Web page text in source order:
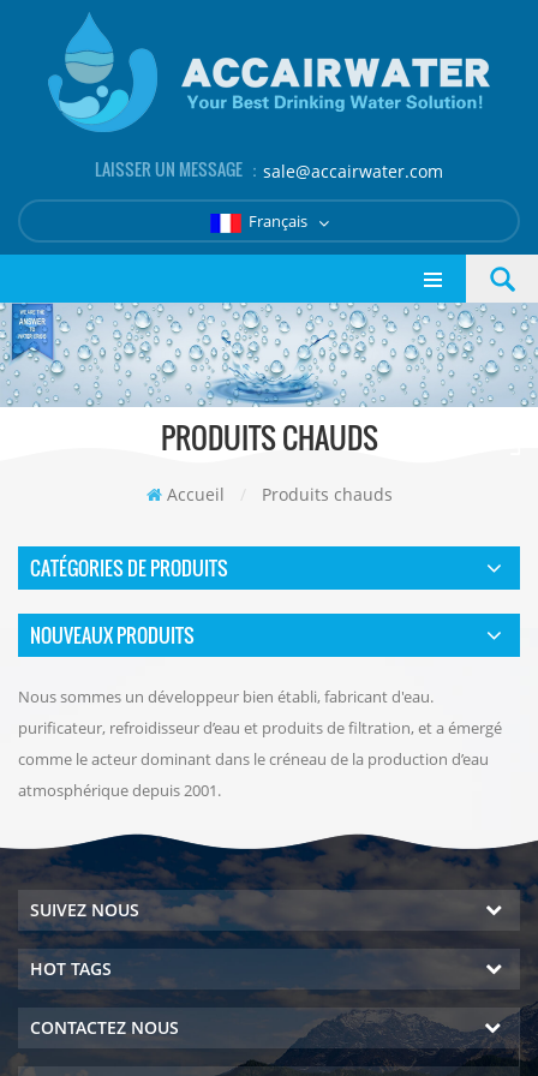
LAISSER UN MESSAGE ： sale@accairwater.com
Français
PRODUITS CHAUDS
Accueil / Produits chauds
CATÉGORIES DE PRODUITS
NOUVEAUX PRODUITS
Nous sommes un développeur bien établi, fabricant d'eau.
purificateur, refroidisseur d’eau et produits de filtration, et a émergé
comme le acteur dominant dans le créneau de la production d’eau
atmosphérique depuis 2001.
SUIVEZ NOUS
HOT TAGS
CONTACTEZ NOUS